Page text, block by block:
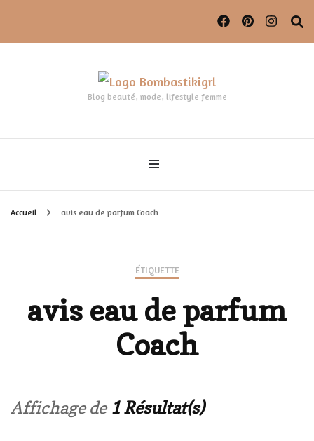
Blog beauté, mode, lifestyle femme
Accueil avis eau de parfum Coach
ÉTIQUETTE
avis eau de parfum
Coach
Affichage de 1 Résultat(s)